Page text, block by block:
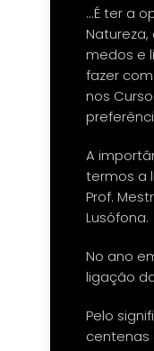
...É ter a
medos e
fazer
nos
A
termos a
Prof.
Lusófona.
No ano
ligação
Pelo
centenas